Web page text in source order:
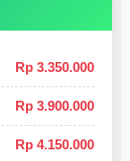
Rp 3.350.000
Rp 3.900.000
Rp 4.150.000